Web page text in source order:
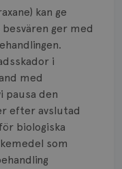
kan ge
ger med
i
med
pausa den
efter avslutad
biologiska
som